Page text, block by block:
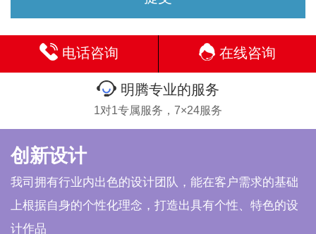
电话咨询 在线咨询
明腾专业的服务
1对1专属服务，7×24服务
创新设计
我司拥有行业内出色的设计团队，能在客户需求的基础
上根据自身的个性化理念，打造出具有个性、特色的设
计作品